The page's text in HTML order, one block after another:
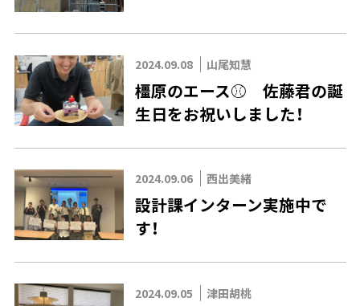
2024.09.08 山尾知慧
橿原のエース⚾ 佐藤君の誕
生日をお祝いしました！
2024.09.06 西出美緒
設計課インターン実施中で
す！
2024.09.05 津田胡桃